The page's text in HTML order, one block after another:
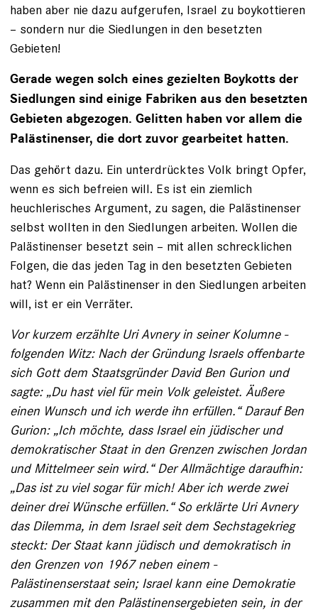
haben aber nie dazu aufgerufen, Israel zu boykottieren
– sondern nur die Siedlungen in den besetzten
Gebieten!
Gerade wegen solch eines gezielten Boykotts der
Siedlungen sind einige Fabriken aus den besetzten
Gebieten abgezogen. Gelitten haben vor allem die
Palästinenser, die dort zuvor gearbeitet hatten.
Das gehört dazu. Ein unterdrücktes Volk bringt Opfer,
wenn es sich befreien will. Es ist ein ziemlich
heuchlerisches Argument, zu sagen, die Palästinenser
selbst wollten in den Siedlungen arbeiten. Wollen die
Palästinenser besetzt sein – mit allen schrecklichen
Folgen, die das jeden Tag in den besetzten Gebieten
hat? Wenn ein Palästinenser in den Siedlungen arbeiten
will, ist er ein Verräter.
Vor kurzem erzählte Uri Avnery in seiner Kolumne ­
folgen­den Witz: Nach der Gründung Israels offenbarte
sich Gott dem Staatsgründer David Ben Gurion und
sagte: „Du hast viel für mein Volk geleistet. Äußere
einen Wunsch und ich werde ihn erfüllen.“ Darauf Ben
Gurion: „Ich möchte, dass Israel ein jüdischer und
demokratischer Staat in den ­Grenzen zwischen Jordan
und Mittelmeer sein wird.“ ­Der Allmächtige daraufhin:
„Das ist zu viel sogar für mich! Aber ich werde zwei
deiner drei Wünsche erfüllen.“ So erklärte Uri Avnery
das Dilemma, in dem Israel ­seit dem Sechstagekrieg
steckt: Der Staat kann jüdisch und demokratisch in
den Grenzen von 1967 neben einem ­
Palästinenserstaat sein; Israel kann eine Demo­kratie
zusammen mit den Palästinensergebieten sein, in der